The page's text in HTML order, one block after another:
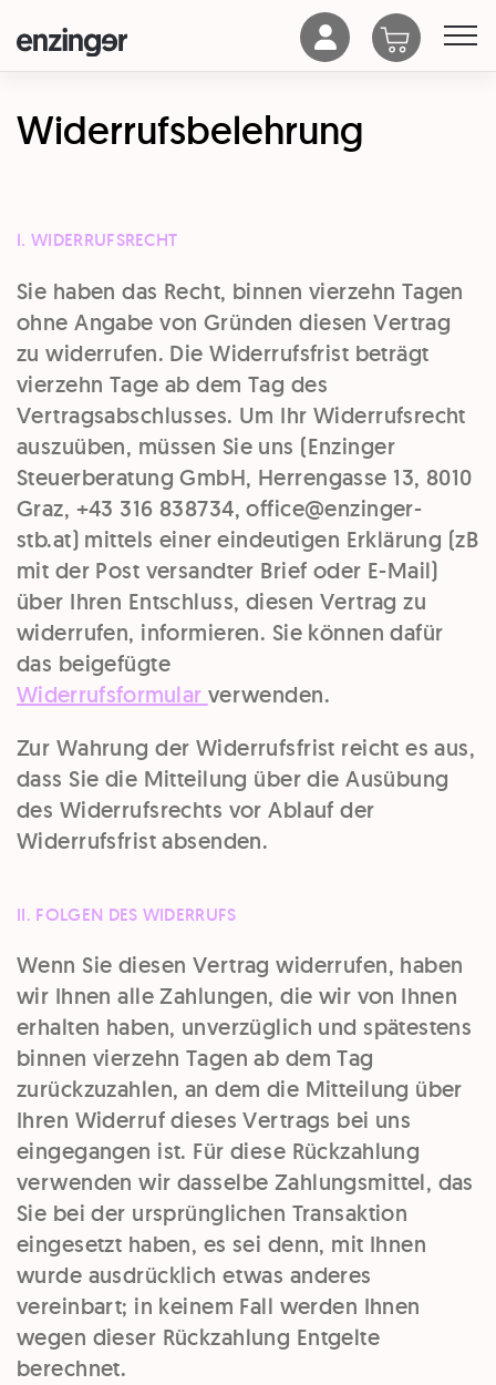
Widerrufsbelehrung
I. WIDERRUFSRECHT
Sie haben das Recht, binnen vierzehn Tagen
ohne Angabe von Gründen diesen Vertrag
zu widerrufen. Die Widerrufsfrist beträgt
vierzehn Tage ab dem Tag des
Vertragsabschlusses. Um Ihr Widerrufsrecht
auszuüben, müssen Sie uns (Enzinger
Steuerberatung GmbH, Herrengasse 13, 8010
Graz, +43 316 838734, office@enzinger-
stb.at) mittels einer eindeutigen Erklärung (zB
mit der Post versandter Brief oder E-Mail)
über Ihren Entschluss, diesen Vertrag zu
widerrufen, informieren. Sie können dafür
das beigefügte
Widerrufsformular verwenden.
Zur Wahrung der Widerrufsfrist reicht es aus,
dass Sie die Mitteilung über die Ausübung
des Widerrufsrechts vor Ablauf der
Widerrufsfrist absenden.
II. FOLGEN DES WIDERRUFS
Wenn Sie diesen Vertrag widerrufen, haben
wir Ihnen alle Zahlungen, die wir von Ihnen
erhalten haben, unverzüglich und spätestens
binnen vierzehn Tagen ab dem Tag
zurückzuzahlen, an dem die Mitteilung über
Ihren Widerruf dieses Vertrags bei uns
eingegangen ist. Für diese Rückzahlung
verwenden wir dasselbe Zahlungsmittel, das
Sie bei der ursprünglichen Transaktion
eingesetzt haben, es sei denn, mit Ihnen
wurde ausdrücklich etwas anderes
vereinbart; in keinem Fall werden Ihnen
wegen dieser Rückzahlung Entgelte
berechnet.